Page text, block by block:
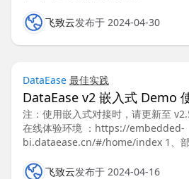
飞致云发布于 2024-04-30
DataEase 最佳实践
DataEase v2 嵌入式 Demo
注：使用嵌入式对接时，请更新至
在线体验环境 ：https://embedded-
bi.dataease.cn/#/home/index 1、
飞致云发布于 2024-04-16